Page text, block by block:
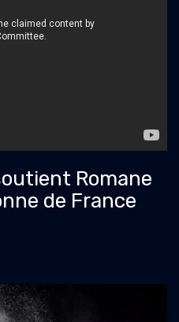
Romane
de France